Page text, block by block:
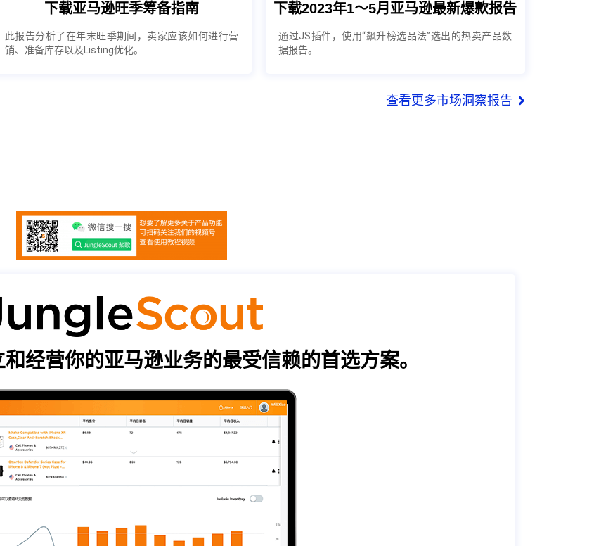
下载亚马逊旺季筹备指南
此报告分析了在年末旺季期间，卖家应该如何进行营
销、准备库存以及Listing优化。
下载2023年1～5月亚马逊最新爆款报告
通过JS插件，使用“飙升榜选品法”选出的热卖产品数
据报告。
查看更多市场洞察报告
经营你的亚马逊业务的最受信赖的首选方案。